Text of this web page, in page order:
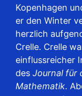
Kopenhagen
er den Winter
herzlich
Crelle. Crelle
einflussreicher
des Journal für
Mathematik.